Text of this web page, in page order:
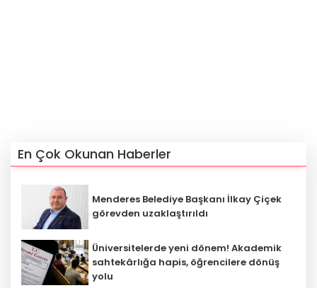
En Çok Okunan Haberler
Menderes Belediye Başkanı İlkay Çiçek
görevden uzaklaştırıldı
Üniversitelerde yeni dönem! Akademik
sahtekârlığa hapis, öğrencilere dönüş
yolu